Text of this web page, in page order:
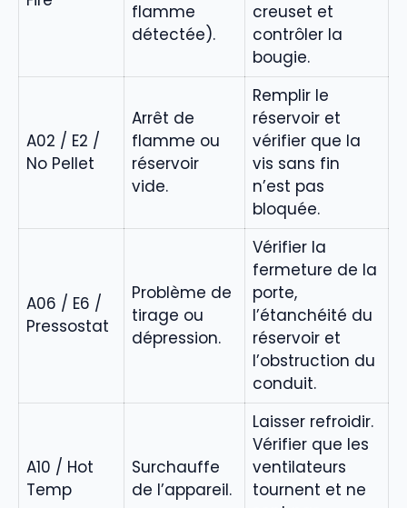
flamme
détectée).
creuset et
contrôler la
bougie.
A02 / E2 /
No Pellet
Arrêt de
flamme ou
réservoir
vide.
Remplir le
réservoir et
vérifier que la
vis sans fin
n’est pas
bloquée.
A06 / E6 /
Pressostat
Problème de
tirage ou
dépression.
Vérifier la
fermeture de la
porte,
l’étanchéité du
réservoir et
l’obstruction du
conduit.
A10 / Hot
Temp
Surchauffe
de l’appareil.
Laisser refroidir.
Vérifier que les
ventilateurs
tournent et ne